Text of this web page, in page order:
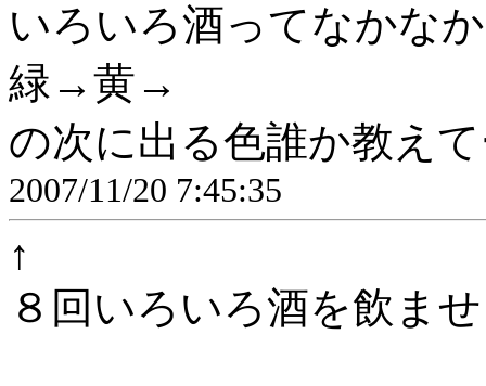
いろいろ酒ってなかな
緑→黄→
の次に出る色誰か教え
2007/11/20 7:45:35
↑
８回いろいろ酒を飲ま